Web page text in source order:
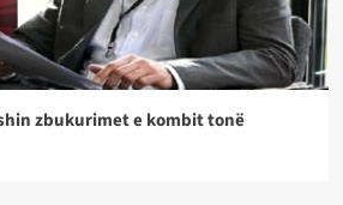
zbukurimet e kombit tonë